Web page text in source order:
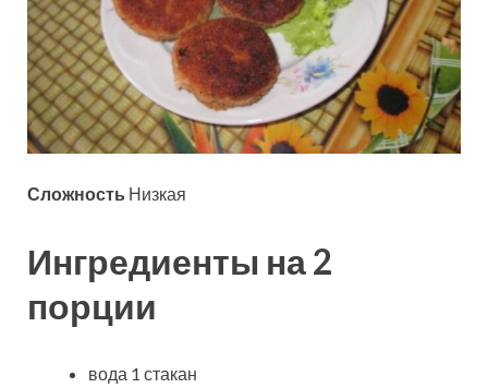
Сложность Низкая
Ингредиенты на 2
порции
вода 1 стакан